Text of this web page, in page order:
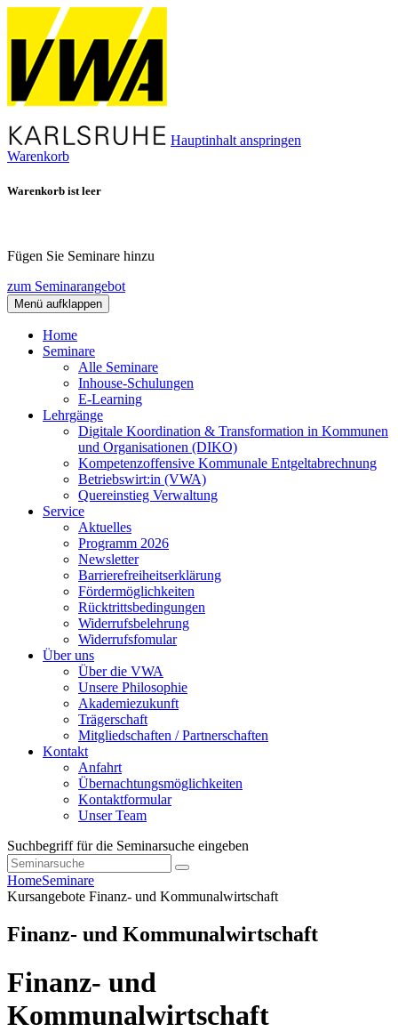
Hauptinhalt anspringen
Warenkorb
Warenkorb ist leer
Fügen Sie Seminare hinzu
zum Seminarangebot
Menü aufklappen
Home
Seminare
Alle Seminare
Inhouse-Schulungen
E-Learning
Lehrgänge
Digitale Koordination & Transformation in Kommunen
und Organisationen (DIKO)
Kompetenzoffensive Kommunale Entgeltabrechnung
Betriebswirt:in (VWA)
Quereinstieg Verwaltung
Service
Aktuelles
Programm 2026
Newsletter
Barrierefreiheitserklärung
Fördermöglichkeiten
Rücktrittsbedingungen
Widerrufsbelehrung
Widerrufsfomular
Über uns
Über die VWA
Unsere Philosophie
Akademiezukunft
Trägerschaft
Mitgliedschaften / Partnerschaften
Kontakt
Anfahrt
Übernachtungsmöglichkeiten
Kontaktformular
Unser Team
Suchbegriff für die Seminarsuche eingeben
HomeSeminare
Kursangebote Finanz- und Kommunalwirtschaft
Finanz- und Kommunalwirtschaft
Finanz- und
Kommunalwirtschaft